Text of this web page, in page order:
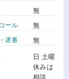
無
ール 無
遅番 無
日 土曜
休みは
相談